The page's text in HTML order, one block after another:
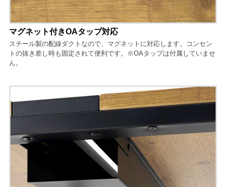
マグネット付きOAタップ対応
スチール製の配線ダクトなので、マグネットに対応します。コンセン
トの抜き差し時も固定されて便利です。※OAタップは付属していませ
ん。